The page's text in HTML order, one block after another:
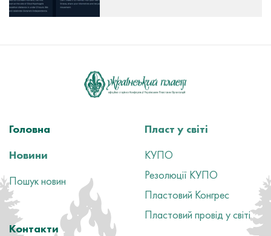
Головна
Новини
Пошук новин
Пласт у світі
КУПО
Резолюції КУПО
Пластовий Конгрес
Пластовий провід у світі
Контакти